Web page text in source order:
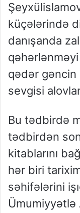
küçələrində
danışanda
qədər
sevgisi
Bu tədbirdə
tədbirdən
kitablarını
hər biri
səhifələrini
Ümumiyyətlə